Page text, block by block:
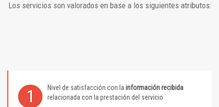
Los servicios son valorados en base a los siguientes atributos:
1 Nivel de satisfacción con la información recibida
relacionada con la prestación del servicio